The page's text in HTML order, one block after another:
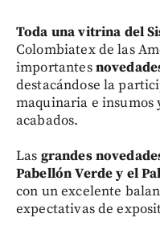
Toda una vitrina del
Colombiatex de las
importantes
destacándose la
maquinaria e
acabados.
Las grandes
Pabellón Verde y el
con un excelente
expectativas de